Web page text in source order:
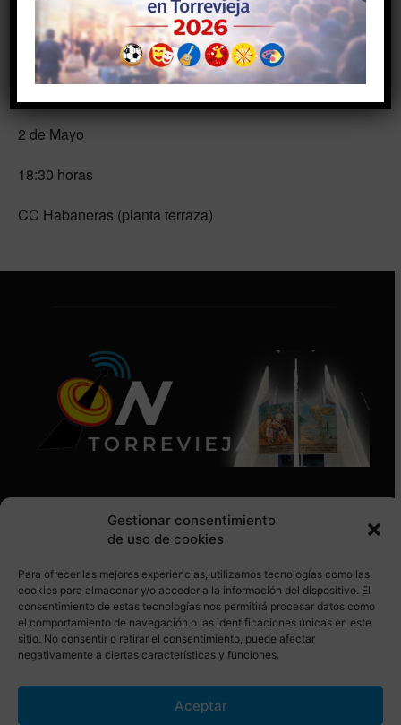
Gestionar consentimiento
de uso de cookies
Para ofrecer las mejores experiencias, utilizamos tecnologías como las
cookies para almacenar y/o acceder a la información del dispositivo. El
consentimiento de estas tecnologías nos permitirá procesar datos como
el comportamiento de navegación o las identificaciones únicas en este
sitio. No consentir o retirar el consentimiento, puede afectar
negativamente a ciertas características y funciones.
Aceptar
disfruta el 2 de mayo en el C.C. Habaneras de una
jornada con clase de salsa cubana, música en vivo,
animación y mojito gratis. Evento ideal para amantes
2 de Mayo
18:30 horas
CC Habaneras (planta terraza)
SÍGUENOS EN REDES SOCIALES
© Torrevieja ON. Desarrollado por